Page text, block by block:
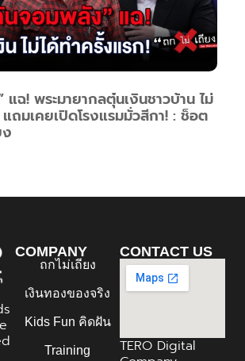
ฉ! พระมายากลตุ๋นเงินชาวบ้าน ไม่
ถมเคยเปิดโรงแรมมั่วสีกา! : ช็อต
COMPANY
ถกไม่เถียง
เงินทองของจริง
Kids Fun คิดฝัน
Training
CONTACT US
TERO Digital